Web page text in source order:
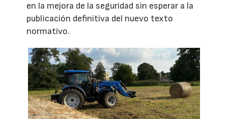
en la mejora de la seguridad sin esperar a la
publicación definitiva del nuevo texto
normativo.